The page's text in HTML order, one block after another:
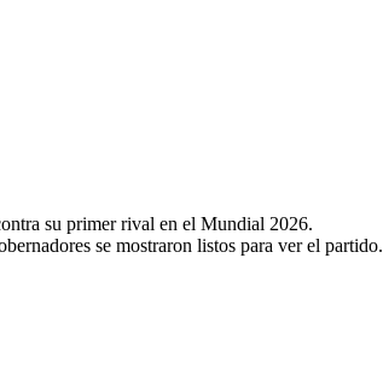
su primer rival en el Mundial 2026.
se mostraron listos para ver el partido.